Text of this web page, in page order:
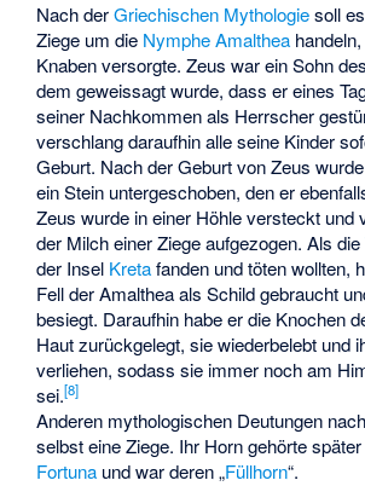
Nach derGriechischen Mythologiesoll
Ziege um die Nymphe Amalthea
Knaben versorgte. Zeus war ein Sohn
dem geweissagt wurde, dass er eines
seiner Nachkommen als Herrscher
verschlang daraufhin alle seine Kinder
Geburt. Nach der Geburt von Zeus
ein Stein untergeschoben, den er
Zeus wurde in einer Höhle versteckt und
der Milch einer Ziege aufgezogen. Als die
der Insel Kretafanden und töten wollten,
Fell der Amalthea als Schild gebraucht
besiegt. Daraufhin habe er die Knochen
Haut zurückgelegt, sie wiederbelebt und
verliehen, sodass sie immer noch am
sei.[8]
Anderen mythologischen Deutungen
selbst eine Ziege. Ihr Horn gehörte
Fortuna und war deren „Füllhorn“.